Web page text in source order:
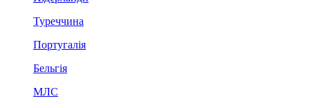
Туреччина
Португалія
Бельгія
МЛС